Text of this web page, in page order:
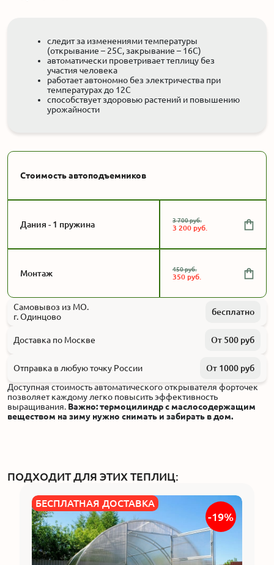
следит за изменениями температуры
(открывание – 25С, закрывание – 16С)
автоматически проветривает теплицу без
участия человека
работает автономно без электричества при
температурах до 12С
способствует здоровью растений и повышению
урожайности
Стоимость автоподъемников
Дания - 1 пружина 3 700 руб.
3 200 руб.
Монтаж 450 руб.
350 руб.
Самовывоз из МО.
г. Одинцово
бесплатно
Доставка по Москве От 500 руб
Отправка в любую точку России
От 1000 руб
Доступная стоимость автоматического открывателя форточек
позволяет каждому легко повысить эффективность
выращивания. Важно: термоцилиндр с маслосодержащим
веществом на зиму нужно снимать и забирать в дом.
ПОДХОДИТ ДЛЯ ЭТИХ ТЕПЛИЦ:
БЕСПЛАТНАЯ ДОСТАВКА
-19%